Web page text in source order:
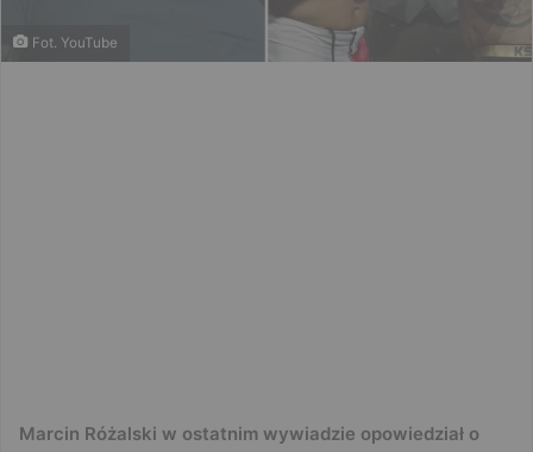
Fot. YouTube
Marcin Różalski w ostatnim wywiadzie opowiedział o